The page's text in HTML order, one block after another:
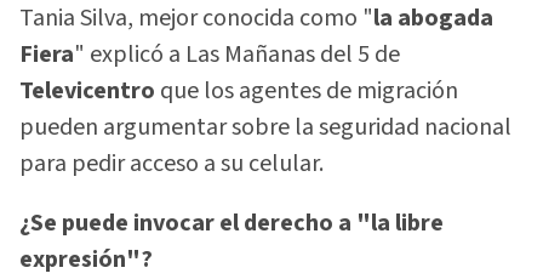
Tania Silva, mejor conocida como "la abogada
Fiera" explicó a Las Mañanas del 5 de
Televicentro que los agentes de migración
pueden argumentar sobre la seguridad nacional
para pedir acceso a su celular.
¿Se puede invocar el derecho a "la libre
expresión"?